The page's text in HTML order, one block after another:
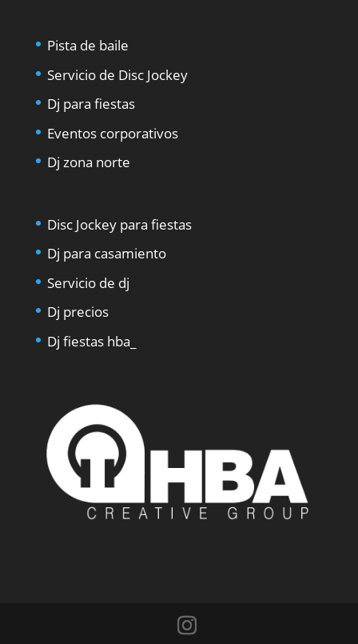
Pista de baile
Servicio de Disc Jockey
Dj para fiestas
Eventos corporativos
Dj zona norte
Disc Jockey para fiestas
Dj para casamiento
Servicio de dj
Dj precios
Dj fiestashba_